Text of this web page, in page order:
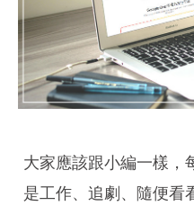
大家應該跟小編一樣，
是工作、追劇、隨便看